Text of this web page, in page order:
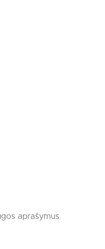
aprašymus